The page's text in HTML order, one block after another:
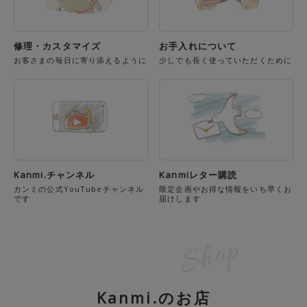
修理・カスタマイズ
お客さまの毎日に寄り添えるように
お手入れについて
少しでも長く使っていただくために
Kanmi.チャンネル
カンミの公式YouTubeチャンネル
です
Kanmiレター購読
限定企画やお得な情報をいち早くお
届けします
Kanmi.のお店